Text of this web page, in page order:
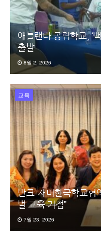
애틀랜타 공립학교, ‘
출발
8월 2, 2026
교육
반크-재미한국학교협
벌 교육 거점”
7월 23, 2026